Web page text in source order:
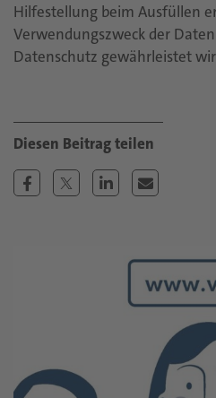
Hilfestellung beim Ausfüllen
Verwendungszweck der
Datenschutz gewährleistet